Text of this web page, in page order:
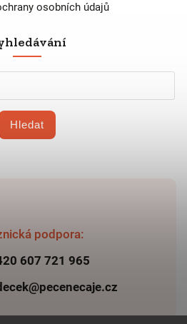
podpora:
607 721 965
osobních údajů
Hledat